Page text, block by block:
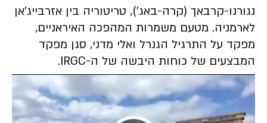
נגורנו-קרבאך (קרה-באג'), טריטוריה בין אזרבייג'אן
לארמניה. מטעם משמרות המהפכה האיראניים,
מפקד על התרגיל הגנרל ואלי מדני, סגן מפקד
המבצעים של כוחות היבשה של ה-IRGC
.